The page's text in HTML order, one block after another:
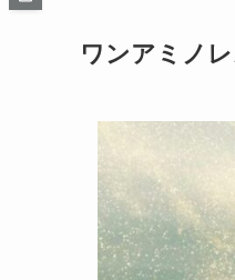
ワンアミノ